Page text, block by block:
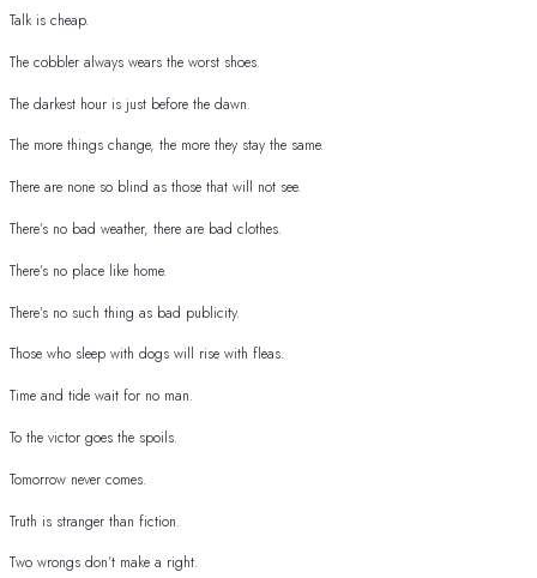
Talk is cheap.
The cobbler always wears the worst shoes.
The darkest hour is just before the dawn.
The more things change, the more they stay the same.
There are none so blind as those that will not see.
There’s no bad weather, there are bad clothes.
There’s no place like home.
There’s no such thing as bad publicity.
Those who sleep with dogs will rise with fleas.
Time and tide wait for no man.
To the victor goes the spoils.
Tomorrow never comes.
Truth is stranger than fiction.
Two wrongs don’t make a right.